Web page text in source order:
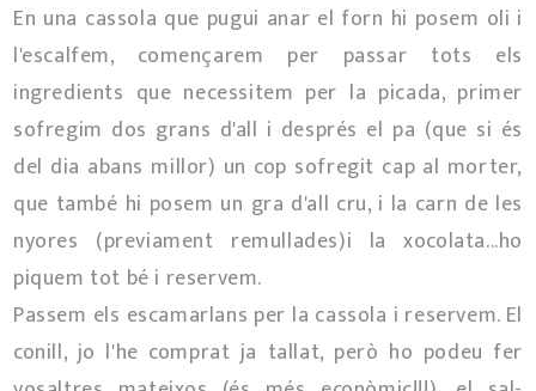
En una cassola que pugui anar el forn hi posem oli i
l'escalfem, començarem per passar tots els
ingredients que necessitem per la picada, primer
sofregim dos grans d'all i després el pa (que si és
del dia abans millor) un cop sofregit cap al morter,
que també hi posem un gra d'all cru, i la carn de les
nyores (previament remullades)i la xocolata...ho
piquem tot bé i reservem.
Passem els escamarlans per la cassola i reservem. El
conill, jo l'he comprat ja tallat, però ho podeu fer